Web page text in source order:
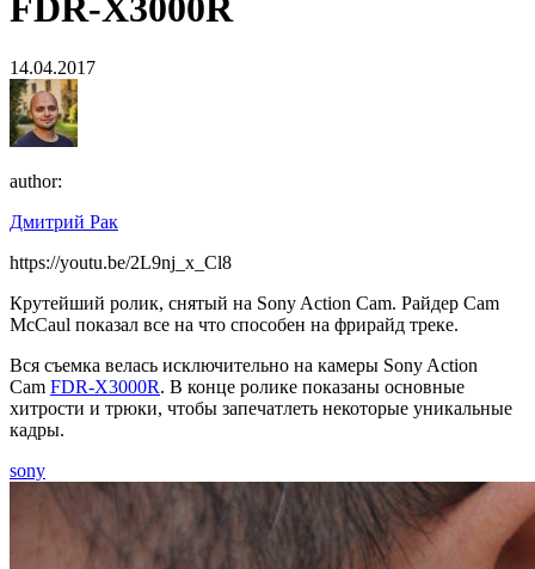
FDR-X3000R
14.04.2017
author:
Дмитрий Рак
Sony
и
Cam
McCaul
показали
на
что
способна
Action
https://youtu.be/2L9nj_x_Cl8
Крутейший ролик, снятый на Sony Action Cam. Райдер Cam
McCaul показал все на что способен на фрирайд треке.
Вся съемка велась исключительно на камеры Sony Action
Cam FDR-X3000R. В конце ролике показаны основные
хитрости и трюки, чтобы запечатлеть некоторые уникальные
кадры.
sony